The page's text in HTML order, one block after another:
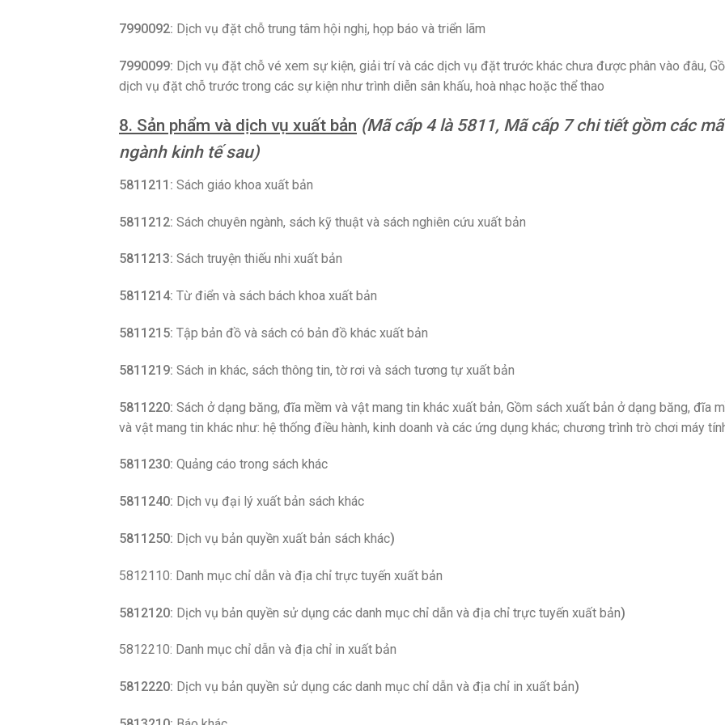
7990092: Dịch vụ đặt chỗ trung tâm hội nghị, họp báo và triển lãm
7990099: Dịch vụ đặt chỗ vé xem sự kiện, giải trí và các dịch vụ đặt trước khác chưa được phân vào đâu,
dịch vụ đặt chỗ trước trong các sự kiện như trình diễn sân khấu, hoà nhạc hoặc thể thao
8. Sản phẩm và dịch vụ xuất bản (Mã cấp 4 là 5811, Mã cấp 7 chi tiết gồm các mã
ngành kinh tế sau)
5811211: Sách giáo khoa xuất bản
5811212: Sách chuyên ngành, sách kỹ thuật và sách nghiên cứu xuất bản
5811213: Sách truyện thiếu nhi xuất bản
5811214: Từ điển và sách bách khoa xuất bản
5811215: Tập bản đồ và sách có bản đồ khác xuất bản
5811219: Sách in khác, sách thông tin, tờ rơi và sách tương tự xuất bản
5811220: Sách ở dạng băng, đĩa mềm và vật mang tin khác xuất bản, Gồm sách xuất bản ở dạng băng, đĩa
và vật mang tin khác như: hệ thống điều hành, kinh doanh và các ứng dụng khác; chương trình trò chơi máy
5811230: Quảng cáo trong sách khác
5811240: Dịch vụ đại lý xuất bản sách khác
5811250: Dịch vụ bản quyền xuất bản sách khác)
5812110: Danh mục chỉ dẫn và địa chỉ trực tuyến xuất bản
5812120: Dịch vụ bản quyền sử dụng các danh mục chỉ dẫn và địa chỉ trực tuyến xuất bản)
5812210: Danh mục chỉ dẫn và địa chỉ in xuất bản
5812220: Dịch vụ bản quyền sử dụng các danh mục chỉ dẫn và địa chỉ in xuất bản)